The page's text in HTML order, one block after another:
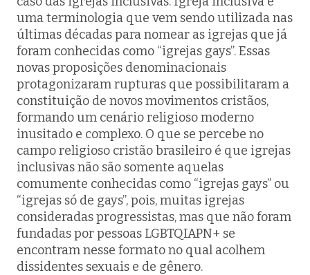
uma terminologia que vem sendo utilizada nas
últimas décadas para nomear as igrejas que já
foram conhecidas como “igrejas gays”. Essas
novas proposições denominacionais
protagonizaram rupturas que possibilitaram a
constituição de novos movimentos cristãos,
formando um cenário religioso moderno
inusitado e complexo. O que se percebe no
campo religioso cristão brasileiro é que igrejas
inclusivas não são somente aquelas
comumente conhecidas como “igrejas gays” ou
“igrejas só de gays”, pois, muitas igrejas
consideradas progressistas, mas que não foram
fundadas por pessoas LGBTQIAPN+ se
encontram nesse formato no qual acolhem
dissidentes sexuais e de gênero.